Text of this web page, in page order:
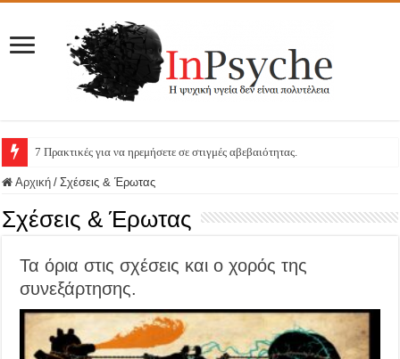
7 Πρακτικές για να ηρεμήσετε σε στιγμές αβεβαιότητας.
Αρχική / Σχέσεις & Έρωτας
Σχέσεις & Έρωτας
Τα όρια στις σχέσεις και ο χορός της
συνεξάρτησης.